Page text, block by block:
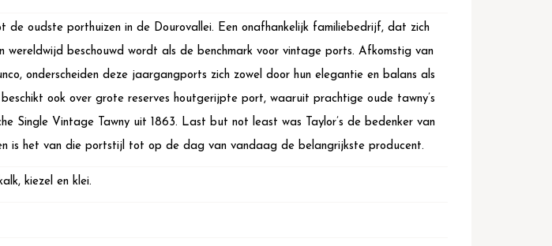
de oudste porthuizen in de Dourovallei. Een onafhankelijk familiebedrijf, dat zich
beschouwd wordt als de benchmark voor vintage ports. Afkomstig van
onderscheiden deze jaargangports zich zowel door hun elegantie en balans als
beschikt ook over grote reserves houtgerijpte port, waaruit prachtige oude tawny’s
Single Vintage Tawny uit 1863. Last but not least was Taylor’s de bedenker van
is het van die portstijl tot op de dag van vandaag de belangrijkste producent.
kiezel en klei.